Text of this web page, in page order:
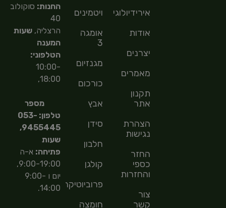
אירידיולוגיה
אודות
יצרנים
מאמרים
תקנון
אתר
הצהרת
נגישות
החזר
כספי
והחזרות
צור
קשר
ויטמינים
אומגה
3
מגנזיום
כורכום
אבץ
סידן
חלבון
קולגן
פרוביוטיקה
חומצה
החנות: סוקולוב
40
הרצליה,שעות
המענה
הטלפוני:
10:00-
18:00,
מספר
טלפון: 053-
9455445,
שעות
פתיחה: א-ה
9:00-19:00,
יום ו 9:00-
14:00.